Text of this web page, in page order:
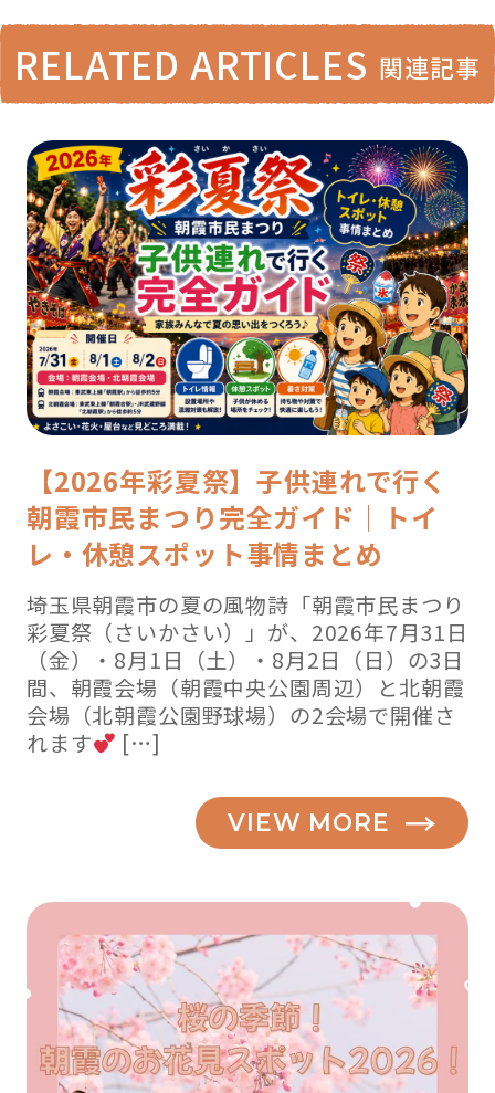
RELATED ARTICLES 関連記事
【2026年彩夏祭】子供連れで行く
朝霞市民まつり完全ガイド｜トイ
レ・休憩スポット事情まとめ
埼玉県朝霞市の夏の風物詩「朝霞市民まつり
彩夏祭（さいかさい）」が、2026年7月31日
（金）・8月1日（土）・8月2日（日）の3日
間、朝霞会場（朝霞中央公園周辺）と北朝霞
会場（北朝霞公園野球場）の2会場で開催さ
れます
[…]
VIEW MORE